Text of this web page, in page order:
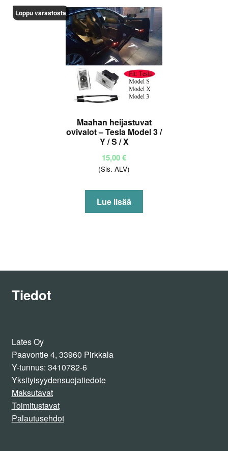
Loppu varastosta
Maahan heijastuvat
ovivalot – Tesla Model 3 /
Y / S / X
15,00€
(Sis. ALV)
Lue lisää
Tiedot
Lates Oy
Paavontie 4, 33960 Pirkkala
Y-tunnus: 3410782-6
Yksityisyydensuojatiedote
Maksutavat
Toimitustavat
Palautusehdot